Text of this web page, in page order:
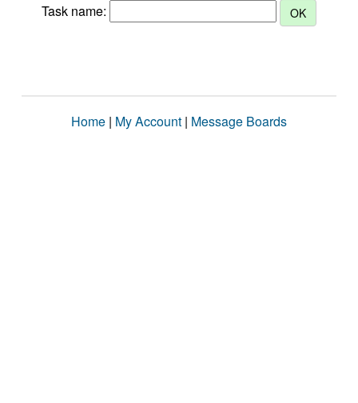
Task name:
Home | My Account | Message Boards